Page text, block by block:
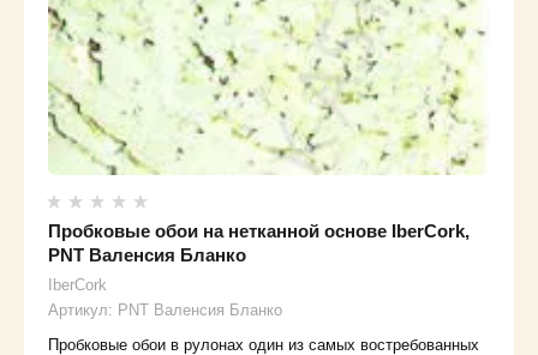
Пробковые обои на нетканной основе IberCork,
PNT Валенсия Бланко
IberCork
Артикул: PNT Валенсия Бланко
Пробковые обои в рулонах один из самых востребованных